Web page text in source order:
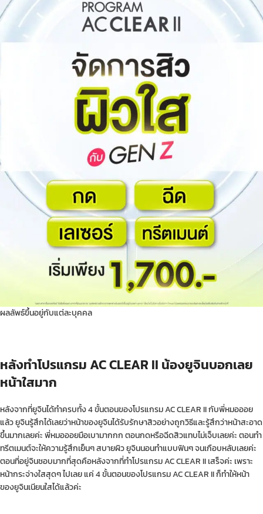
ผลลัพธ์ขึ้นอยู่กับแต่ละบุคคล
หลังทำโปรแกรม AC CLEAR II น้องยูจินบอกเลย
หน้าใสมาก
หลังจากที่ยูจินได้ทำครบทั้ง 4 ขั้นตอนของโปรแกรม AC CLEAR II กับพี่หมอออย
แล้ว ยูจินรู้สึกได้เลยว่าหน้าของยูจินได้รับรักษาสิวอย่างถูกวิธีและรู้สึกว่าหน้าสะอาด
ขึ้นมากเลยค่ะ พี่หมอออยมือเบามากกก ตอนกดหรือฉีดสิวแทบไม่เจ็บเลยค่ะ ตอนทำ
ทรีตเมนต์จะให้ความรู้สึกเย็นๆ สบายผิว ยูจินนอนทำแบบฟินๆ จนเกือบหลับเลยค่ะ
ตอนที่อยู่จินชอบมากที่สุดคือหลังจากที่ทำโปรแกรม AC CLEAR II เสร็จค่ะ เพราะ
หน้ากระจ่างใสสุดๆ ไปเลย แค่ 4 ขั้นตอนของโปรแกรม AC CLEAR II ก็ทำให้หน้า
ของยูจินเนียนใสได้แล้วค่ะ